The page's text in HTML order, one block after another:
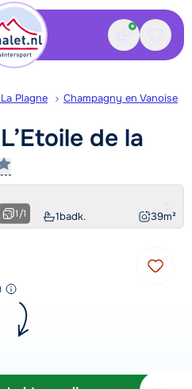
Contact
Plagne Champagny en Vanoise
de la
1badk. 39m²
1/1